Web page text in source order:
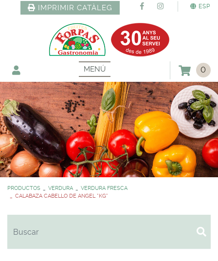
ESP
IMPRIMIR CATÀLEG
MENÚ 0
PRODUCTOS VERDURA
VERDURA FRESCA
CALABAZA CABELLO DE ANGEL *KG*